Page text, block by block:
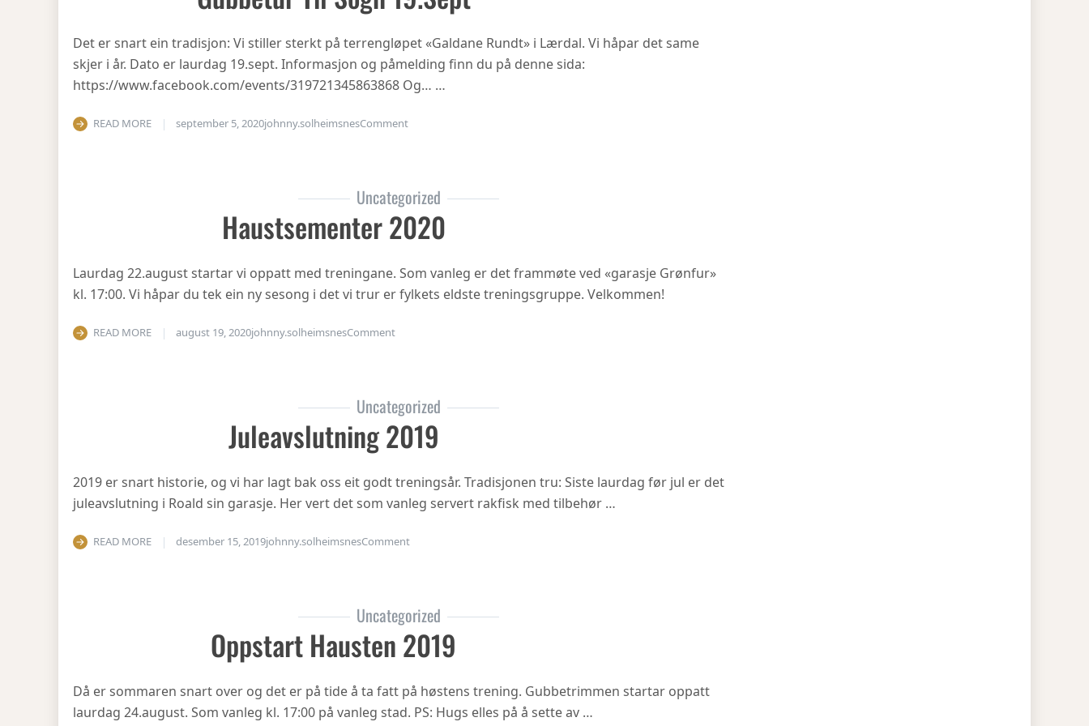
Det er snart ein tradisjon: Vi stiller sterkt på terrengløpet «Galdane Rundt» i Lærdal. Vi håpar det same
skjer i år. Dato er laurdag 19.sept. Informasjon og påmelding finn du på denne sida:
https://www.facebook.com/events/319721345863868 Og… …
READ MORE september 5, 2020johnny.solheimsnesCommenton Gubbetur til Sogn 19.sept
Uncategorized
Haustsementer 2020
Laurdag 22.august startar vi oppatt med treningane. Som vanleg er det frammøte ved «garasje Grønfur»
kl. 17:00. Vi håpar du tek ein ny sesong i det vi trur er fylkets eldste treningsgruppe. Velkommen!
READ MORE august 19, 2020johnny.solheimsnesCommenton Haustsementer 2020
Uncategorized
Juleavslutning 2019
2019 er snart historie, og vi har lagt bak oss eit godt treningsår. Tradisjonen tru: Siste laurdag før jul er det
juleavslutning i Roald sin garasje. Her vert det som vanleg servert rakfisk med tilbehør …
READ MORE desember 15, 2019johnny.solheimsnesCommenton Juleavslutning 2019
Uncategorized
Oppstart Hausten 2019
Då er sommaren snart over og det er på tide å ta fatt på høstens trening. Gubbetrimmen startar oppatt
laurdag 24.august. Som vanleg kl. 17:00 på vanleg stad. PS: Hugs elles på å sette av …